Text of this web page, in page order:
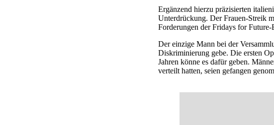
Ergänzend hierzu präzisierten
Unterdrückung. Der Frauen-Streik
Forderungen der Fridays for
Der einzige Mann bei der
Diskriminierung gebe. Die ersten
Jahren könne es dafür geben.
verteilt hatten, seien gefangen